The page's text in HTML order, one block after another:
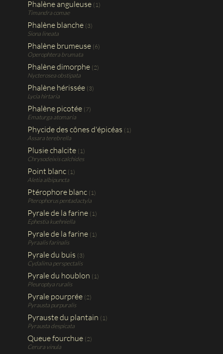
Phalène anguleuse (1)
Timandra comae
Phalène blanche (3)
Siona lineata
Phalène brumeuse (6)
Operophtera brumata
Phalène dimorphe (2)
Nycterosea obstipata
Phalène hérissée (3)
Lycia hirtaria
Phalène picotée (7)
Ematurga atomaria
Phycide des cônes d'épicéas (1)
Assara terebrella
Plusie chalcite (1)
Chrysodeixis calchides
Point blanc (1)
Aletia albipuncta
Ptérophore blanc (1)
Pterophorus pentadactyla
Pyrale de la farine (1)
Ephestia kuehniella
Pyrale de la farine (1)
Pyraalis farinalis
Pyrale du buis (3)
Cydalima perspectalis
Pyrale du houblon (1)
Pleuroptya ruralis
Pyrale pourprée (2)
Pyrausta purpuralis
Pyrauste du plantain (1)
Pyrausta despicata
Queue fourchue (2)
Cerura vinula